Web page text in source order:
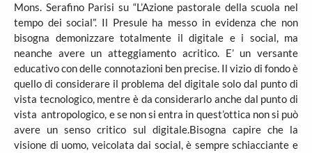
Mons. Serafino Parisi su “L’Azione pastorale della scuola nel
tempo dei social”. Il Presule ha messo in evidenza che non
bisogna demonizzare totalmente il digitale e i social, ma
neanche avere un atteggiamento acritico. E’ un versante
educativo con delle connotazioni ben precise. Il vizio di fondo è
quello di considerare il problema del digitale solo dal punto di
vista tecnologico, mentre è da considerarlo anche dal punto di
vista antropologico, e se non si entra in quest’ottica non si può
avere un senso critico sul digitale.Bisogna capire che la
visione di uomo, veicolata dai social, è sempre schiacciante e